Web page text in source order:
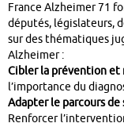
France Alzheimer 71
députés, législateurs,
sur des thématiques
Alzheimer :
Cibler la prévention et
l’importance du
Adapter le parcours de
Renforcer